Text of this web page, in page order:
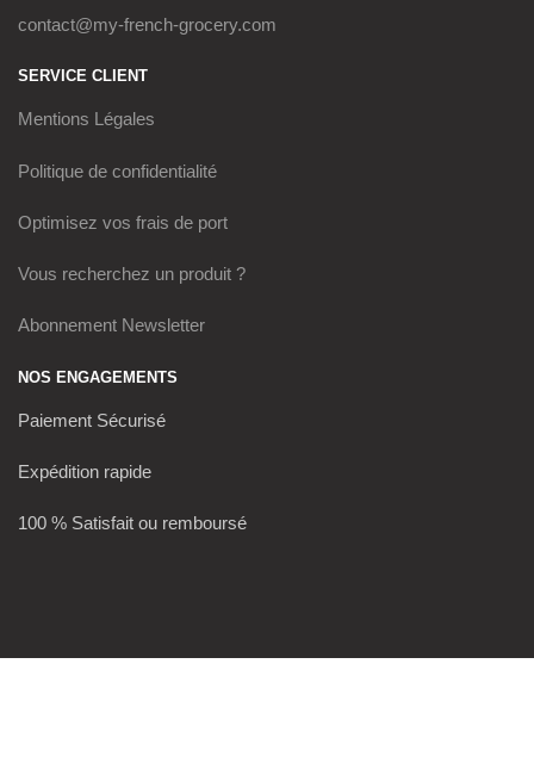
contact@my-french-grocery.com
SERVICE CLIENT
Mentions Légales
Politique de confidentialité
Optimisez vos frais de port
Vous recherchez un produit ?
Abonnement Newsletter
NOS ENGAGEMENTS
Paiement Sécurisé
Expédition rapide
100 % Satisfait ou remboursé